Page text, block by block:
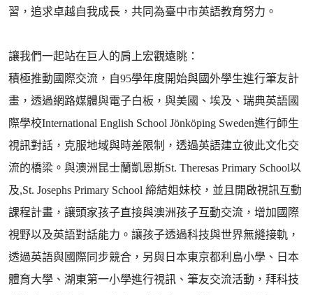
習，追求卓越自我成長，共同為臺中市英語教育努力。
讓我們一起站在巨人的肩上宏觀遠眺：
積極推動國際交流，自95學年度開始與國外學生進行筆友計
畫，透過網路媒體與電子白板，與美國、埃及、瑞典英語國
際學校International English School Jönköping Sweden進行師生
視訊對話，克服地域與時差限制，透過英語建立彼此文化交
流的橋梁。與澳洲昆士蘭凱恩斯St. Theresas Primary School以
及,St. Josephs Primary School 締結姐妹校，並且開啟視訊互動
課程計畫，讓頭家孩子直接與澳洲孩子互動交流，增加國際
視野以及英語對話能力。讓孩子透過科技與世界無縫接軌，
透過英語與國際同步競合，另與日本東京都利島小學、日本
體育大學、湖東第一小學進行視訊、筆友交流活動，拜科技